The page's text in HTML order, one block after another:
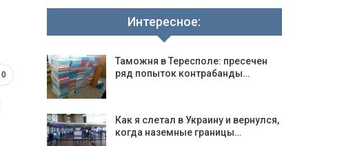
0
Интересное:
Таможня в Тересполе: пресечен
ряд попыток контрабанды…
Как я слетал в Украину и вернулся,
когда наземные границы…